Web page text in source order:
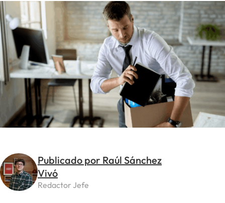
Publicado por Raúl Sánchez
Vivó
Redactor Jefe